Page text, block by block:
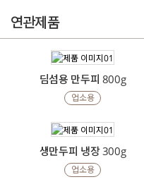
연관제품
딤섬용 만두피 800g
업소용
생만두피 냉장 300g
업소용